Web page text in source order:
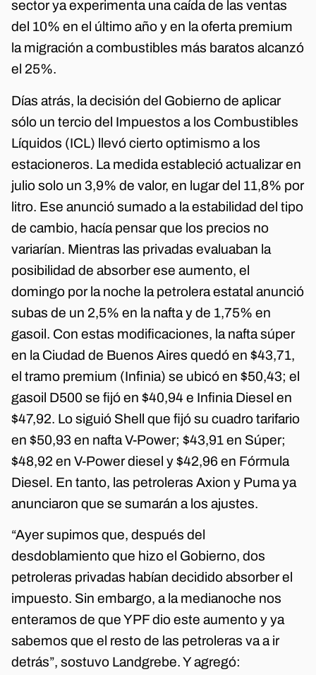
sector ya experimenta una caída de las ventas
del 10% en el último año y en la oferta premium
la migración a combustibles más baratos alcanzó
el 25%.
Días atrás, la decisión del Gobierno de aplicar
sólo un tercio del Impuestos a los Combustibles
Líquidos (ICL) llevó cierto optimismo a los
estacioneros. La medida estableció actualizar en
julio solo un 3,9% de valor, en lugar del 11,8% por
litro. Ese anunció sumado a la estabilidad del tipo
de cambio, hacía pensar que los precios no
variarían. Mientras las privadas evaluaban la
posibilidad de absorber ese aumento, el
domingo por la noche la petrolera estatal anunció
subas de un 2,5% en la nafta y de 1,75% en
gasoil. Con estas modificaciones, la nafta súper
en la Ciudad de Buenos Aires quedó en $43,71,
el tramo premium (Infinia) se ubicó en $50,43; el
gasoil D500 se fijó en $40,94 e Infinia Diesel en
$47,92. Lo siguió Shell que fijó su cuadro tarifario
en $50,93 en nafta V-Power; $43,91 en Súper;
$48,92 en V-Power diesel y $42,96 en Fórmula
Diesel. En tanto, las petroleras Axion y Puma ya
anunciaron que se sumarán a los ajustes.
“Ayer supimos que, después del
desdoblamiento que hizo el Gobierno, dos
petroleras privadas habían decidido absorber el
impuesto. Sin embargo, a la medianoche nos
enteramos de que YPF dio este aumento y ya
sabemos que el resto de las petroleras va a ir
detrás”, sostuvo Landgrebe. Y agregó: